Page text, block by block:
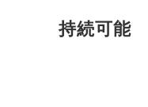
持続可能